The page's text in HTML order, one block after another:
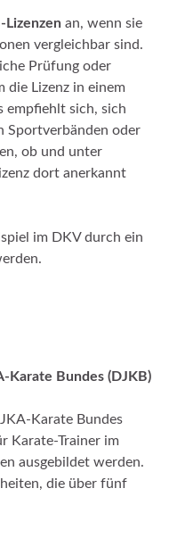
Lizenzen an, wenn sie
vergleichbar sind.
Prüfung oder
Lizenz in einem
empfiehlt sich, sich
Sportverbänden oder
ob und unter
dort anerkannt
im DKV durch ein
Karate Bundes (DJKB)
Karate Bundes
Karate-Trainer im
ausgebildet werden.
die über fünf